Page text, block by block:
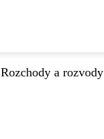
Rozchody a rozvody